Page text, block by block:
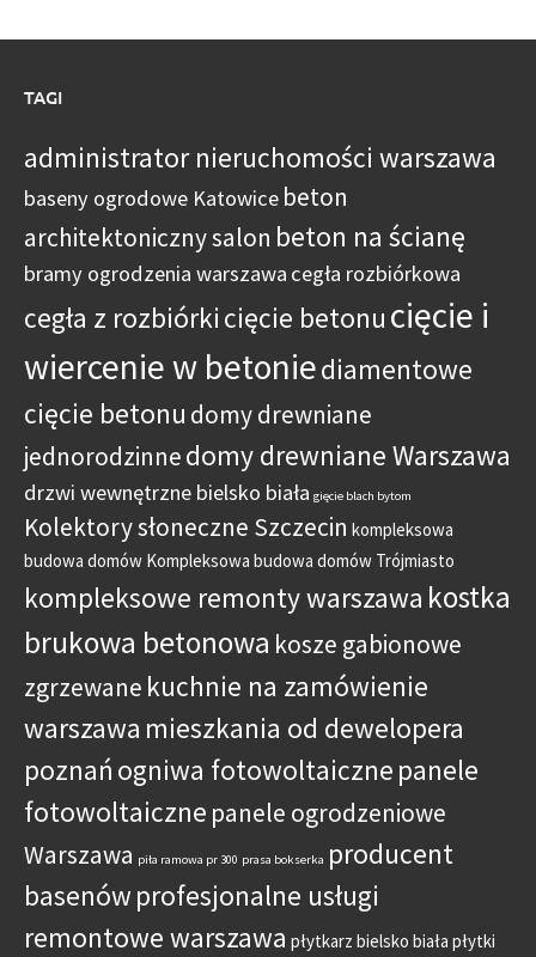
TAGI
administrator nieruchomości warszawa
baseny ogrodowe Katowice beton
architektoniczny salon beton na ścianę
bramy ogrodzenia warszawa cegła rozbiórkowa
cegła z rozbiórki cięcie betonu cięcie i
wiercenie w betoniediamentowe
cięcie betonu domy drewniane
jednorodzinnedomy drewniane Warszawa
drzwi wewnętrzne bielsko biała gięcie blach bytom
Kolektory słoneczne Szczecin kompleksowa
budowa domów Kompleksowa budowa domów Trójmiasto
kompleksowe remonty warszawa kostka
brukowa betonowa kosze gabionowe
zgrzewane kuchnie na zamówienie
warszawa mieszkania od dewelopera
poznań ogniwa fotowoltaiczne panele
fotowoltaiczne panele ogrodzeniowe
Warszawa piła ramowa pr 300 prasa bokserka producent
basenów profesjonalne usługi
remontowe warszawa płytkarz bielsko biała płytki